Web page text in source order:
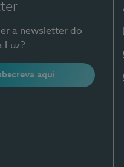
a newsletter do
Luz?
aqui